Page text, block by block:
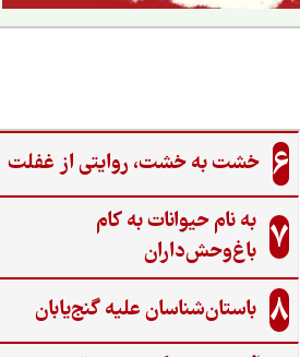
6 خشت به خشت، روایتی از غفلت
7 به نام حیوانات به کام
باغ‌وحش‌داران
8 باستان‌شناسان علیه گنج‌یابان